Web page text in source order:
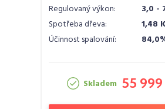
Regulovaný výkon:
3,0 -
Spotřeba dřeva:
1,48
Účinnost spalování:
Skladem 55